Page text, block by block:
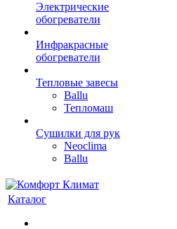
Электрические
обогреватели
Инфракрасные
обогреватели
Тепловые завесы
Ballu
Тепломаш
Сушилки для рук
Neoclima
Ballu
Каталог